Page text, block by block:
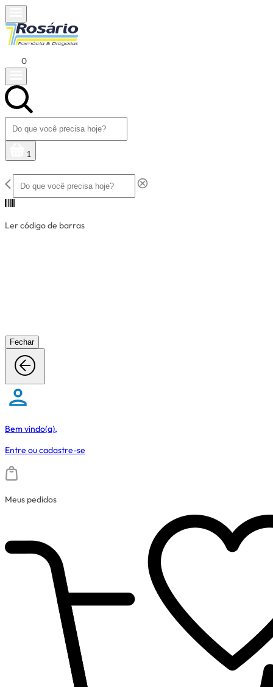
0
1
Ler código de barras
Fechar
Bem vindo(a),
Entre oucadastre-se
Meus pedidos